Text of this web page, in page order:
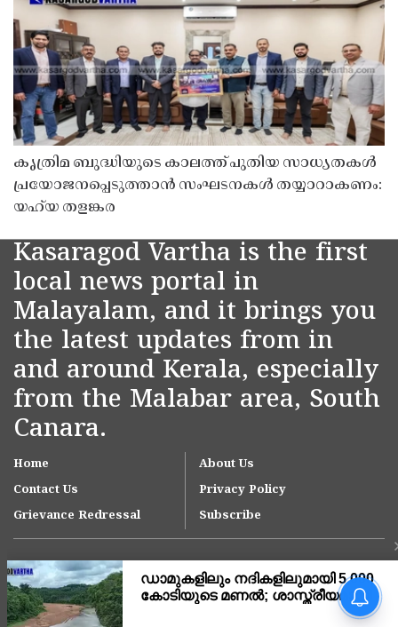
കൃത്രിമ ബുദ്ധിയുടെ കാലത്ത് പുതിയ സാധ്യതകൾ
പ്രയോജനപ്പെടുത്താൻ സംഘടനകൾ തയ്യാറാകണം:
യഹ്‌യ തളങ്കര
Kasaragod Vartha is the first
local news portal in
Malayalam, and it brings you
the latest updates from in
and around Kerala, especially
from the Malabar area, South
Canara.
Home
About Us
Contact Us
Privacy Policy
Grievance Redressal
Subscribe